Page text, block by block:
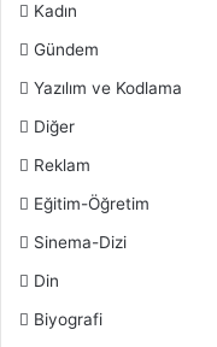
Kadın
Gündem
Yazılım ve Kodlama
Diğer
Reklam
Eğitim-Öğretim
Sinema-Dizi
Din
Biyografi